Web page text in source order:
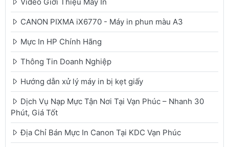
CANON PIXMA iX6770 - Máy in phun màu A3
Mực In HP Chính Hãng
Thông Tin Doanh Nghiệp
Hướng dẫn xử lý máy in bị kẹt giấy
Dịch Vụ Nạp Mực Tận Nơi Tại Vạn Phúc – Nhanh 30
Phút, Giá Tốt
Địa Chỉ Bán Mực In Canon Tại KDC Vạn Phúc